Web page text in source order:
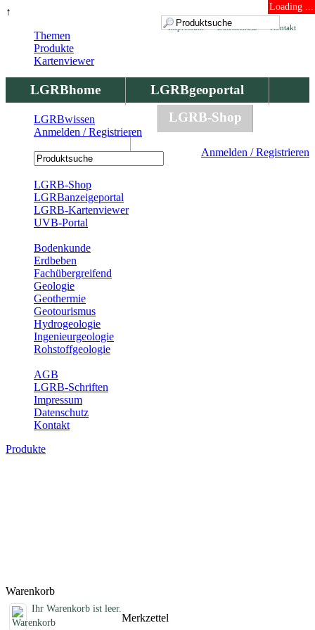
↑ Loading ...
Kontakt
Datenschutz
Impressum
LGRBhome
LGRBgeoportal
LGRBbohrungen
LGRB-Shop
Anmelden / Registrieren
Themen
Produkte
Kartenviewer
LGRBwissen
Anmelden / Registrieren
LGRB-Shop
LGRBanzeigeportal
LGRB-Kartenviewer
UVB-Portal
Bodenkunde
Erdbeben
Fachübergreifend
Geologie
Geothermie
Geotourismus
Hydrogeologie
Ingenieurgeologie
Rohstoffgeologie
AGB
LGRB-Schriften
Impressum
Datenschutz
Kontakt
Produkte
Warenkorb
Ihr Warenkorb ist leer.
Merkzettel